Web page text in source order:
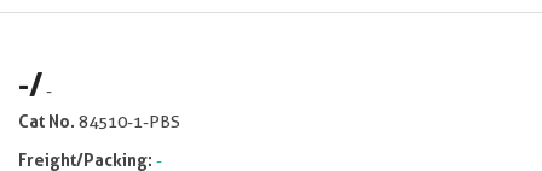
-/-
Cat No. 84510-1-PBS
Freight/Packing: -